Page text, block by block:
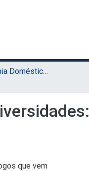
TCC - Economia Doméstica (Sede)
que vem